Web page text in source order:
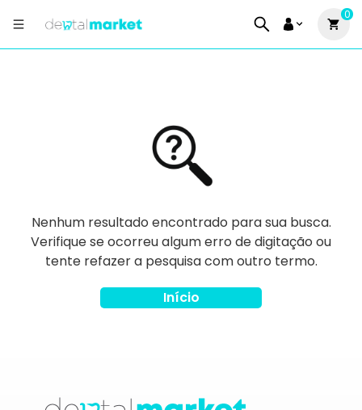
0
Nenhum resultado encontrado para sua busca.
Verifique se ocorreu algum erro de digitação ou
tente refazer a pesquisa com outro termo.
Início